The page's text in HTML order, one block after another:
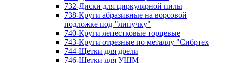
732-Диски для циркулярной пилы
738-Круги абразивные на ворсовой
подложке под "липучку"
740-Круги лепестковые торцевые
743-Круги отрезные по металлу "Сибртех
744-Щетки для дрели
746-Щетки для УШМ